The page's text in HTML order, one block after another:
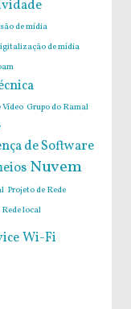
de mídia
de mídia
Vídeo Grupo do Ramal
de Software
Nuvem
Projeto de Rede
local
Wi-Fi